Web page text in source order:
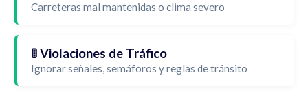
Carreteras mal mantenidas o clima severo
🚦 Violaciones de Tráfico
Ignorar señales, semáforos y reglas de tránsito